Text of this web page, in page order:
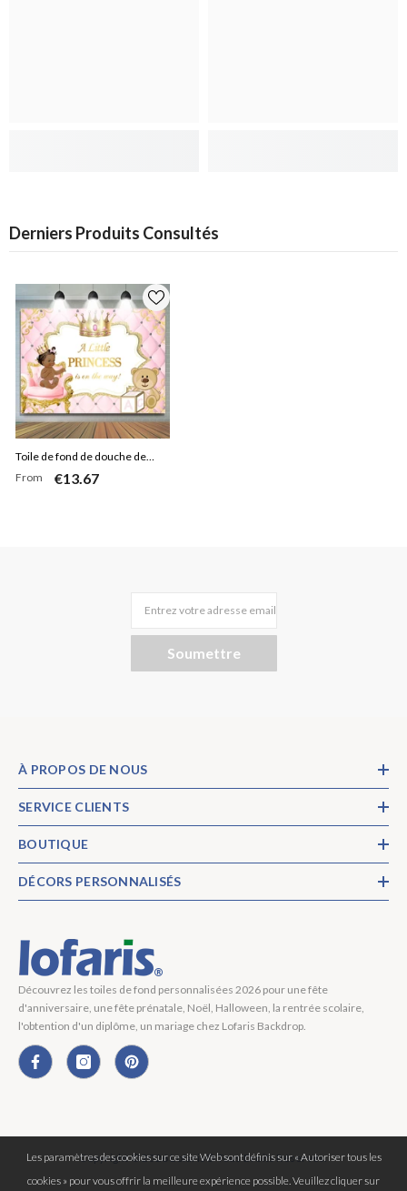
Derniers Produits Consultés
Toile de fond de douche de
bébé petite princesse et ours en
From €13.67
Entrez votre adresse email
Soumettre
À PROPOS DE NOUS
SERVICE CLIENTS
BOUTIQUE
DÉCORS PERSONNALISÉS
Découvrez les toiles de fond personnalisées 2026 pour une fête
d'anniversaire, une fête prénatale, Noël, Halloween, la rentrée scolaire,
l'obtention d'un diplôme, un mariage chez Lofaris Backdrop.
Copyright © 2026 Lofaris® Tous Droits Réservés.
Les paramètres des cookies sur ce site Web sont définis sur « Autoriser tous les
cookies » pour vous offrir la meilleure expérience possible. Veuillez cliquer sur